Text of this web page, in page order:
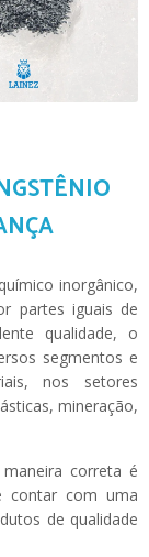
inorgânico,
partes iguais de
qualidade, o
segmentos e
nos setores
mineração,
maneira correta é
contar com uma
de qualidade